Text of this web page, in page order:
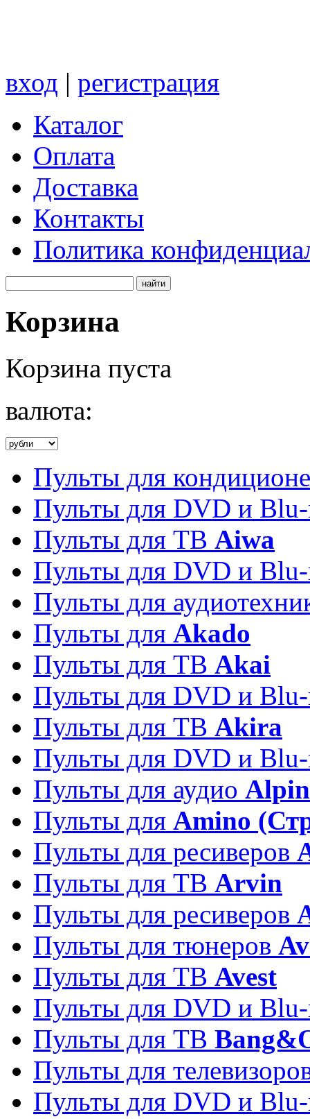
вход | регистрация
Каталог
Оплата
Доставка
Контакты
Политика
Корзина
Корзина пуста
валюта:
Пульты для
Пульты для DVD и
Пульты для ТВ Aiwa
Пульты для DVD и
Пульты для
Пульты для Akado
Пульты для ТВ Akai
Пульты для DVD и
Пульты для ТВ Akira
Пульты для DVD и
Пульты для аудио
Пульты для Amino
Пульты для ресиверов
Пульты для ТВ Arvin
Пульты для ресиверов
Пульты для тюнеров
Пульты для ТВ Avest
Пульты для DVD и
Пульты для ТВ
Пульты для
Пульты для DVD и